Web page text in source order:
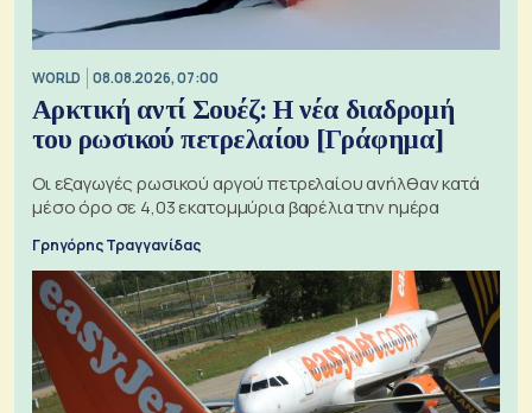
WORLD 08.08.2026, 07:00
Αρκτική αντί Σουέζ: Η νέα διαδρομή
του ρωσικού πετρελαίου [Γράφημα]
Οι εξαγωγές ρωσικού αργού πετρελαίου ανήλθαν κατά
μέσο όρο σε 4,03 εκατομμύρια βαρέλια την ημέρα
Γρηγόρης Τραγγανίδας